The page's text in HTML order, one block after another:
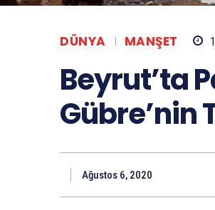
DÜNYA MANŞET 1
Beyrut’ta
Gübre’nin
Ağustos 6, 2020